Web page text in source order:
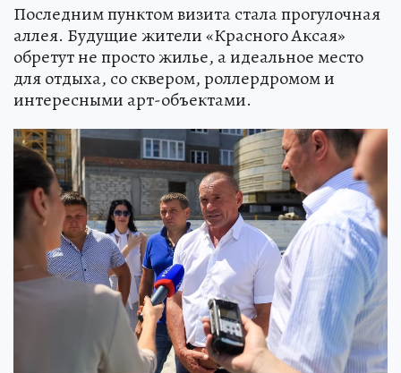
Последним пунктом визита стала прогулочная
аллея. Будущие жители «Красного Аксая»
обретут не просто жилье, а идеальное место
для отдыха, со сквером, роллердромом и
интересными арт-объектами.